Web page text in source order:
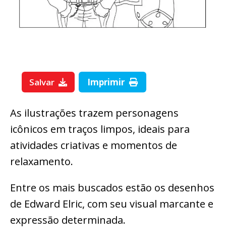
Salvar Imprimir
As ilustrações trazem personagens
icônicos em traços limpos, ideais para
atividades criativas e momentos de
relaxamento.
Entre os mais buscados estão os desenhos
de Edward Elric, com seu visual marcante e
expressão determinada.